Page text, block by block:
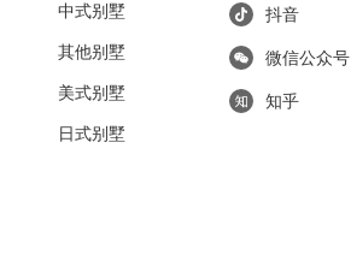
中式别墅
其他别墅
美式别墅
日式别墅
抖音
微信公众号
知乎